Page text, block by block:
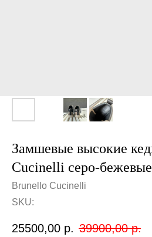
Замшевые высокие
Cucinelli серо-бежевые
Brunello Cucinelli
SKU:
25500,00 р. 39900,00 р.